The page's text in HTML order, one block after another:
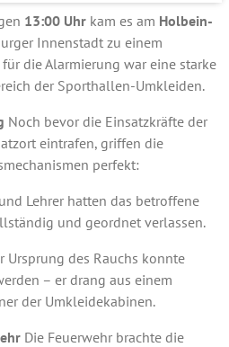
13:00 Uhr kam es am Holbein-
Innenstadt zu einem
die Alarmierung war eine starke
der Sporthallen-Umkleiden.
Noch bevor die Einsatzkräfte der
eintrafen, griffen die
perfekt:
Lehrer hatten das betroffene
und geordnet verlassen.
Ursprung des Rauchs konnte
– er drang aus einem
der Umkleidekabinen.
Die Feuerwehr brachte die